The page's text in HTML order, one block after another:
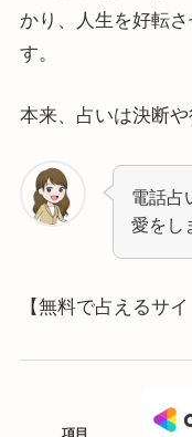
かり、人生を好転
す。
本来、占いは決断や
電話占
愛をし
【無料で占えるサイ
項目